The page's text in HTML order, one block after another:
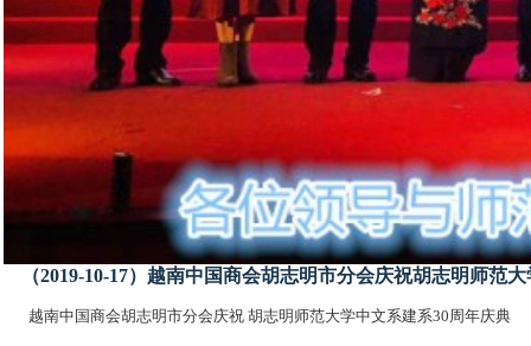
（2019-10-17）越南中国商会胡志明市分会庆祝胡志明师范
越南中国商会胡志明市分会庆祝 胡志明师范大学中文系建系30周年庆典